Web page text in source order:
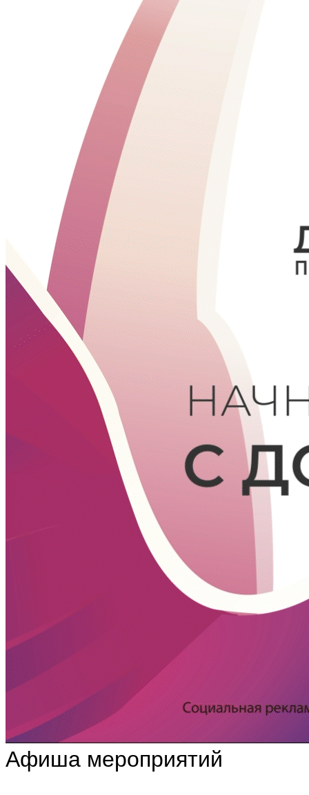
Афиша мероприятий